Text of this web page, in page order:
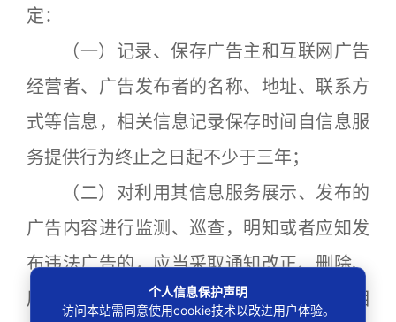
定：
（一）记录、保存广告主和互联网广告
经营者、广告发布者的名称、地址、联系方
式等信息，相关信息记录保存时间自信息服
务提供行为终止之日起不少于三年；
（二）对利用其信息服务展示、发布的
广告内容进行监测、巡查，明知或者应知发
布违法广告的，应当采取通知改正、删除、
屏蔽、断开链接等措施予以制止，并保留相
个人信息保护声明
访问本站需同意使用cookie技术以改进用户体验。